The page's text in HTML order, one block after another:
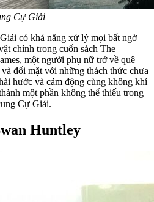
Cự Giải
có khả năng xử lý mọi bất ngờ
chính trong cuốn sách The
một người phụ nữ trở về quê
và đối mặt với những thách thức chưa
hước và cảm động cùng không khí
một phần không thể thiếu trong
Cự Giải.
Huntley